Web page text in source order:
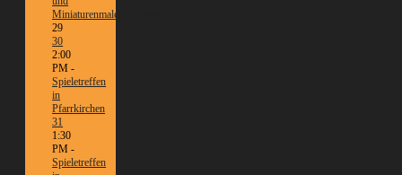
Miniaturenmalen/Tabletop
29
30
2:00
PM -
Spieletreffen
in
Pfarrkirchen
31
1:30
PM -
Spieletreffen